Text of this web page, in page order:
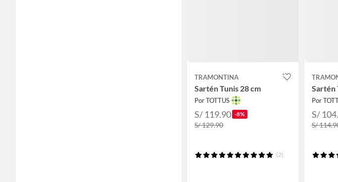
TRAMONTINA
Sartén Tunis 28 cm
Por TOTTUS
S/ 119.90 -8%
S/ 129.90
(2)
Sartén
Por
S/
S/